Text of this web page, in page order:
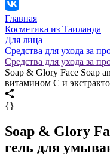
Главная
Косметика из Таиланда
Для лица
Средства для ухода за
Средства для ухода за
Soap & Glory Face Soap
витамином C и
{}
Soap & Glory
гель для